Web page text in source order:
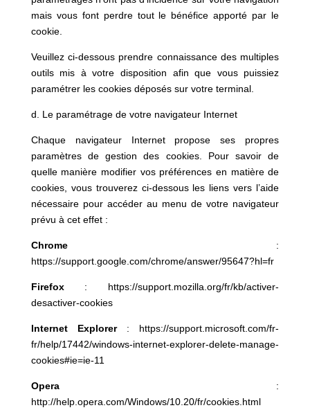
mais vous font perdre tout le bénéfice apporté par le
cookie.
Veuillez ci-dessous prendre connaissance des multiples
outils mis à votre disposition afin que vous puissiez
paramétrer les cookies déposés sur votre terminal.
d. Le paramétrage de votre navigateur Internet
Chaque navigateur Internet propose ses propres
paramètres de gestion des cookies. Pour savoir de
quelle manière modifier vos préférences en matière de
cookies, vous trouverez ci-dessous les liens vers l’aide
nécessaire pour accéder au menu de votre navigateur
prévu à cet effet :
Chrome:
https://support.google.com/chrome/answer/95647?hl=fr
Firefox: https://support.mozilla.org/fr/kb/activer-
desactiver-cookies
Internet Explorer: https://support.microsoft.com/fr-
fr/help/17442/windows-internet-explorer-delete-manage-
cookies#ie=ie-11
Opera:
http://help.opera.com/Windows/10.20/fr/cookies.html